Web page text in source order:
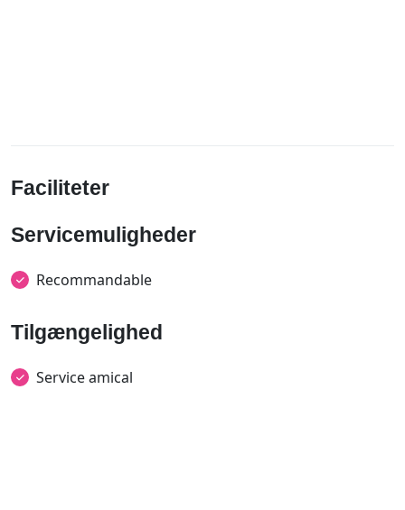
Faciliteter
Servicemuligheder
Recommandable
Tilgængelighed
Service amical